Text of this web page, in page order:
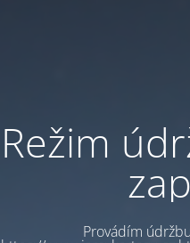
Režim
Provádím